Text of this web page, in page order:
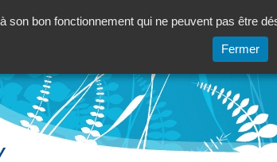
son bon fonctionnement qui ne peuvent pas être
Fermer